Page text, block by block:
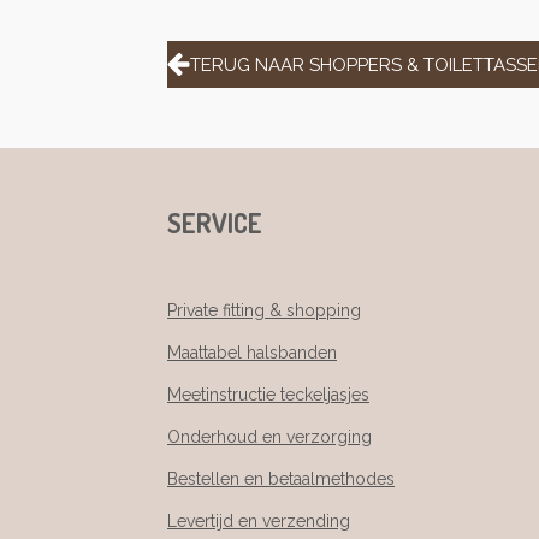
TERUG NAAR SHOPPERS &
SERVICE
Private fitting & shopping
Maattabel halsbanden
Meetinstructie teckeljasjes
Onderhoud en verzorging
Bestellen en betaalmethodes
Levertijd en verzending